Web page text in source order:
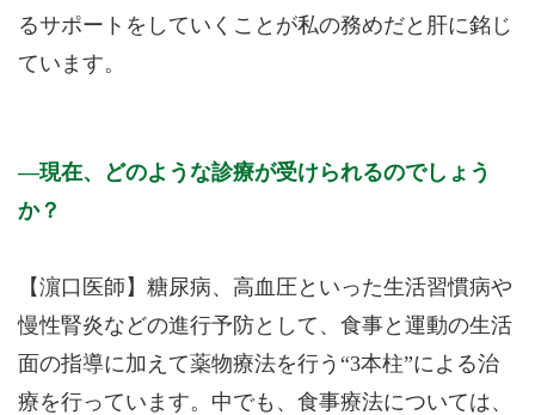
るサポートをしていくことが私の務めだと肝に銘じ
ています。
現在、どのような診療が受けられるのでしょう
か？
【濵口医師】糖尿病、高血圧といった生活習慣病や
慢性腎炎などの進行予防として、食事と運動の生活
面の指導に加えて薬物療法を行う“3本柱”による治
療を行っています。中でも、食事療法については、